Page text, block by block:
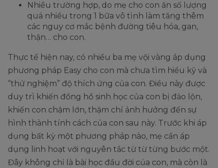
Nhiều trường hợp, do mẹ cho con ăn số lượng
quá nhiều trong 1 bữa vô tình làm tăng thêm
các nguy cơ mắc bệnh đường tiêu hóa, gan,
thận… cho con.
Thực tế hiện nay, có nhiều ba mẹ vội vàng áp dụng
phương pháp Easy cho con mà chưa tìm hiểu kỹ và
“thử nghiệm” độ thích ứng của con. Điều này được
duy trì khiến đồng hồ sinh học của con bị đảo lộn,
khiến con chậm lớn, thậm chí ảnh hưởng đến sự
hình thành tính cách của con sau này. Trước khi áp
dụng bất kỳ một phương pháp nào, mẹ cần áp
dụng linh hoạt với nguyên tắc từ từ từng bước một.
Đây không chỉ là bài học đầu đời của con, mà còn là